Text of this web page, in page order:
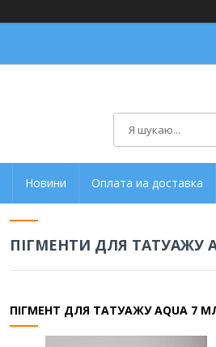
Новини Оплата иа доставка
ПІГМЕНТИ ДЛЯ ТАТУАЖУ
ПІГМЕНТ ДЛЯ ТАТУАЖУ AQUA 7